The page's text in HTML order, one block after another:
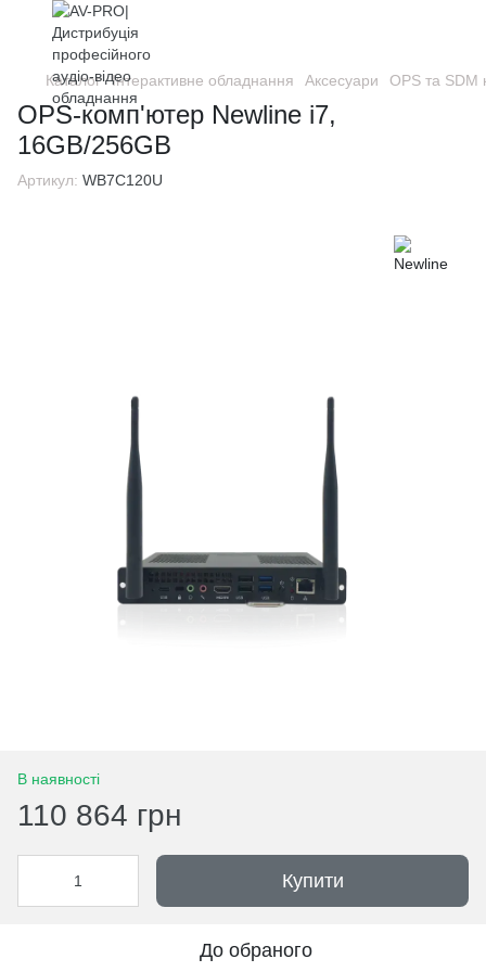
Каталог Інтерактивне обладнання Аксесуари OPS та
OPS-комп'ютер Newline i7,
16GB/256GB
Артикул: WB7C120U
В наявності
110 864 грн
Купити
До обраного